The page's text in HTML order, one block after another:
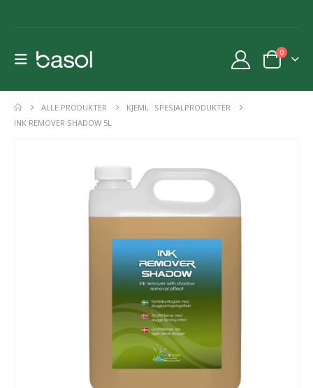
0
ALLE PRODUKTER KJEMI,
SPESIALPRODUKTER
INK REMOVER SHADOW 5L